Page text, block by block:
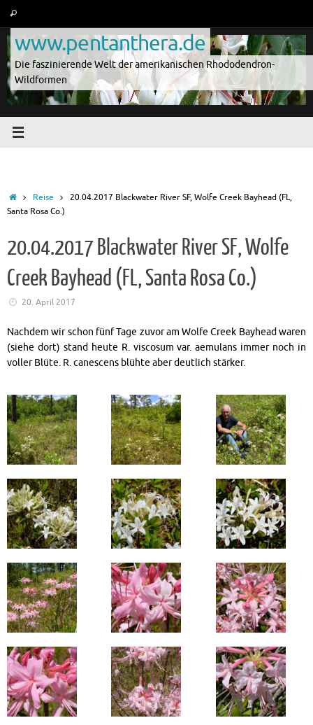
springen
Suchen
www.pentanthera.de
Die faszinierende Welt der amerikanischen Rhododendron-
Wildformen
StartReise
20.04.2017 Blackwater River SF, Wolfe Creek Bayhead (FL,
Santa Rosa Co.)
20.04.2017 Blackwater River SF, Wolfe
Creek Bayhead (FL, Santa Rosa Co.)
20. April 2017
Nachdem wir schon fünf Tage zuvor am Wolfe Creek Bayhead waren
(siehe dort) stand heute R. viscosum var. aemulans immer noch in
voller Blüte. R. canescens blühte aber deutlich stärker.